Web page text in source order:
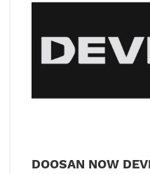
DOOSAN NOW